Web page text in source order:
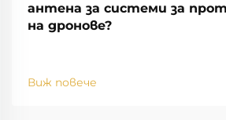
антена за системи за
на дронове?
Виж повече